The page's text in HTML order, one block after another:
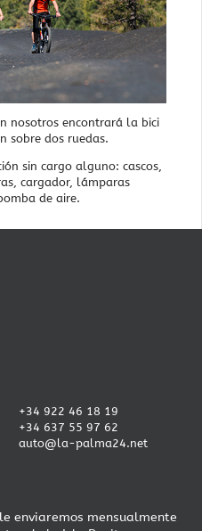
nosotros encontrará la bici
sobre dos ruedas.
sin cargo alguno: cascos,
cargador, lámparas
de aire.
+34 922 46 18 19
+34 637 55 97 62
auto@la-palma24.net
enviaremos mensualmente